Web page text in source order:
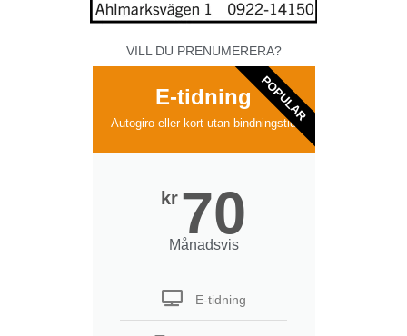
VILL DU PRENUMERERA?
E-tidning
Autogiro eller kort utan bindningstid
kr 70
Månadsvis
E-tidning
POPULAR